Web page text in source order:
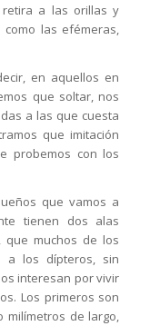
a las orillas y
las efémeras,
en aquellos en
que soltar, nos
a las que cuesta
que imitación
probemos con los
que vamos a
tienen dos alas
que muchos de los
a los dípteros, sin
interesan por vivir
Los primeros son
milímetros de largo,